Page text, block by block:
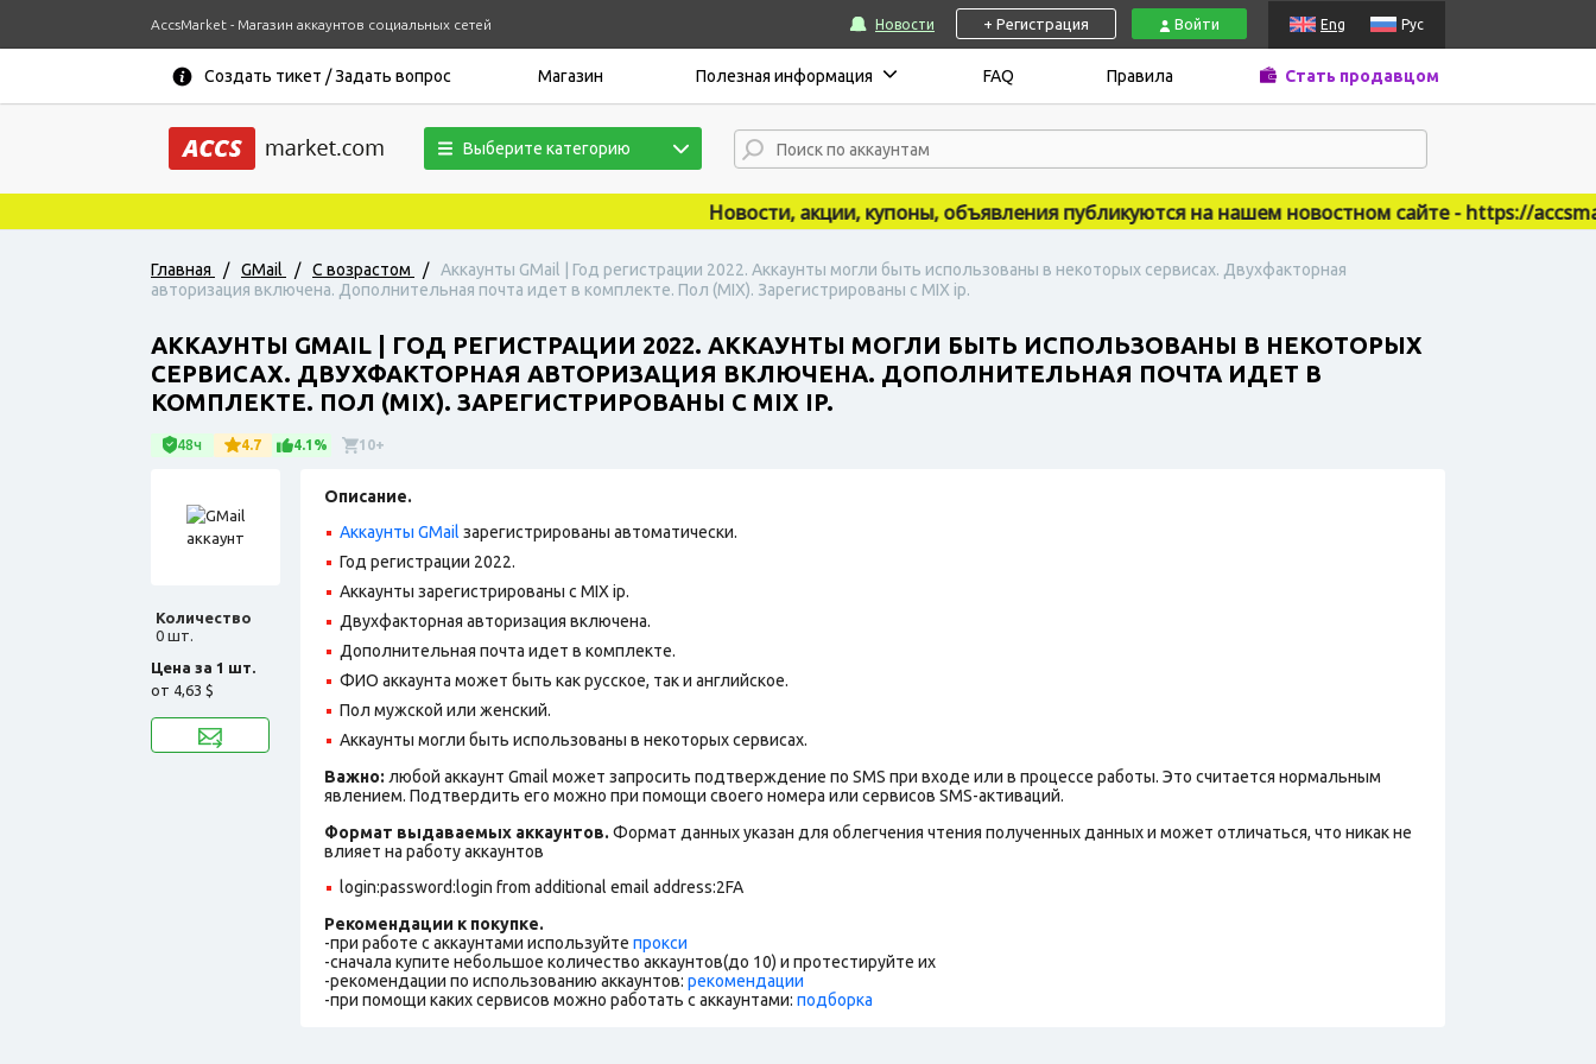
AccsMarket - Магазин аккаунтов социальных сетей Новости + Регистрация Войти Eng Рус
Создать тикет / Задать вопрос Магазин Полезная информация FAQ Правила Стать продавцом
Выберите категорию
Новости, акции, купоны, объявления публикуются на нашем новостном сайте - https://
Главная / GMail / С возрастом /
Аккаунты GMail | Год регистрации 2022. Аккаунты могли быть использованы в некоторых сервисах. Двухфакторная
авторизация включена. Дополнительная почта идет в комплекте. Пол (MIX). Зарегистрированы с MIX ip.
АККАУНТЫ GMAIL | ГОД РЕГИСТРАЦИИ 2022. АККАУНТЫ МОГЛИ БЫТЬ ИСПОЛЬЗОВАНЫ В НЕКОТОРЫХ
СЕРВИСАХ. ДВУХФАКТОРНАЯ АВТОРИЗАЦИЯ ВКЛЮЧЕНА. ДОПОЛНИТЕЛЬНАЯ ПОЧТА ИДЕТ В
КОМПЛЕКТЕ. ПОЛ (MIX). ЗАРЕГИСТРИРОВАНЫ С MIX IP.
48ч 4.7 4.1% 10+
Количество
0 шт.
Цена за 1 шт.
от 4,63 $
Описание.
Аккаунты GMail зарегистрированы автоматически.
Год регистрации 2022.
Аккаунты зарегистрированы с MIX ip.
Двухфакторная авторизация включена.
Дополнительная почта идет в комплекте.
ФИО аккаунта может быть как русское, так и английское.
Пол мужской или женский.
Аккаунты могли быть использованы в некоторых сервисах.
Важно: любой аккаунт Gmail может запросить подтверждение по SMS при входе или в процессе работы. Это считается нормальным
явлением. Подтвердить его можно при помощи своего номера или сервисов SMS-активаций.
Формат выдаваемых аккаунтов. Формат данных указан для облегчения чтения полученных данных и может отличаться, что никак не
влияет на работу аккаунтов
login:password:login from additional email address:2FA
Рекомендации к покупке.
-при работе с аккаунтами используйте прокси
-сначала купите небольшое количество аккаунтов(до 10) и протестируйте их
-рекомендации по использованию аккаунтов: рекомендации
-при помощи каких сервисов можно работать с аккаунтами: подборка